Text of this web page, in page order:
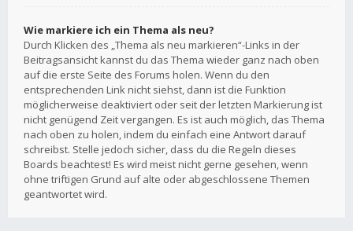
Wie markiere ich ein Thema als neu?
Durch Klicken des „Thema als neu markieren“-Links in der
Beitragsansicht kannst du das Thema wieder ganz nach oben
auf die erste Seite des Forums holen. Wenn du den
entsprechenden Link nicht siehst, dann ist die Funktion
möglicherweise deaktiviert oder seit der letzten Markierung ist
nicht genügend Zeit vergangen. Es ist auch möglich, das Thema
nach oben zu holen, indem du einfach eine Antwort darauf
schreibst. Stelle jedoch sicher, dass du die Regeln dieses
Boards beachtest! Es wird meist nicht gerne gesehen, wenn
ohne triftigen Grund auf alte oder abgeschlossene Themen
geantwortet wird.